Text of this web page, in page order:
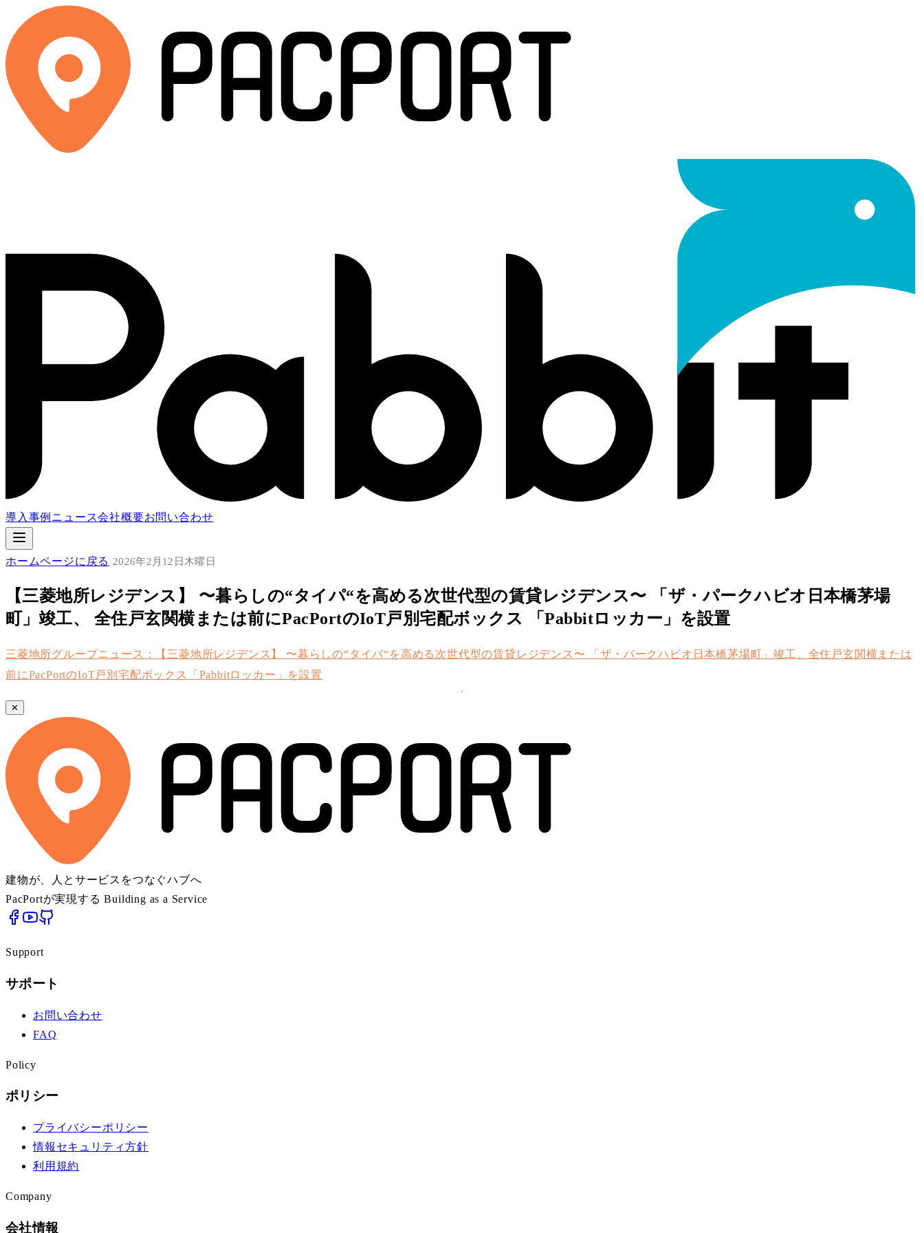
導入事例 ニュース会社概要お問い合わせ
ホームページに戻る 2026年2月12日木曜日
【三菱地所レジデンス】 〜暮らしの“タイパ“を高める次世代型の賃貸レジデンス〜 「ザ・パークハビオ日本橋茅場
町」竣工、 全住戸玄関横または前にPacPortのIoT戸別宅配ボックス 「Pabbitロッカー」を設置
三菱地所グループニュース：【三菱地所レジデンス】 〜暮らしの“タイパ“を高める次世代型の賃貸レジデンス〜 「ザ・パークハビオ日本橋茅場町」竣工、全住戸玄関横または
前にPacPortのIoT戸別宅配ボックス「Pabbitロッカー」を設置
✕
建物が、人とサービスをつなぐハブへ
PacPortが実現する Building as a Service
Support
サポート
お問い合わせ
FAQ
Policy
ポリシー
プライバシーポリシー
情報セキュリティ方針
利用規約
Company
会社情報